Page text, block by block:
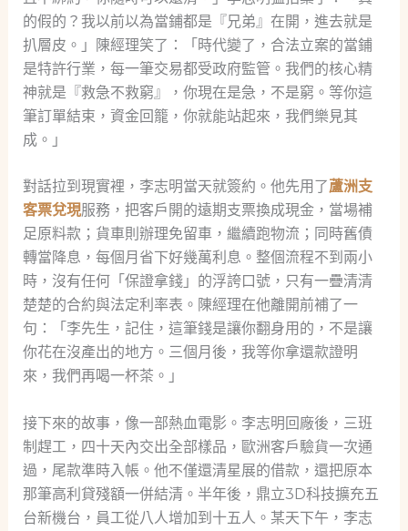
的假的？我以前以為當鋪都是『兄弟』在開，進去就是
扒層皮。」陳經理笑了：「時代變了，合法立案的當鋪
是特許行業，每一筆交易都受政府監管。我們的核心精
神就是『救急不救窮』，你現在是急，不是窮。等你這
筆訂單結束，資金回籠，你就能站起來，我們樂見其
成。」
對話拉到現實裡，李志明當天就簽約。他先用了蘆洲支
客票兌現服務，把客戶開的遠期支票換成現金，當場補
足原料款；貨車則辦理免留車，繼續跑物流；同時舊債
轉當降息，每個月省下好幾萬利息。整個流程不到兩小
時，沒有任何「保證拿錢」的浮誇口號，只有一疊清清
楚楚的合約與法定利率表。陳經理在他離開前補了一
句：「李先生，記住，這筆錢是讓你翻身用的，不是讓
你花在沒產出的地方。三個月後，我等你拿還款證明
來，我們再喝一杯茶。」
接下來的故事，像一部熱血電影。李志明回廠後，三班
制趕工，四十天內交出全部樣品，歐洲客戶驗貨一次通
過，尾款準時入帳。他不僅還清星展的借款，還把原本
那筆高利貸殘額一併結清。半年後，鼎立3D科技擴充五
台新機台，員工從八人增加到十五人。某天下午，李志